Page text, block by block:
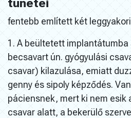
tünetei
fentebb említett két
1. A beültetett implantátumba
becsavart ún. gyógyulási
csavar) kilazulása, emiatt
genny és sipoly képződés.
páciensnek, mert ki nem esik
csavar alatt, a bekerülő